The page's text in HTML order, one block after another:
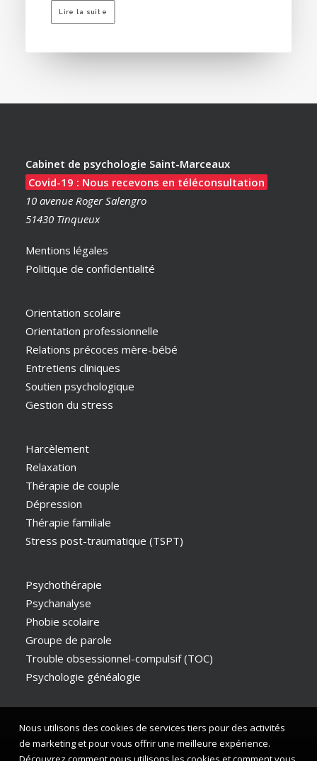
Lire la suite
Cabinet de psychologie Saint-Marceaux
Covid-19 : Nous recevons en téléconsultation
10 avenue Roger Salengro
51430 Tinqueux
Mentions légales
Politique de confidentialité
Orientation scolaire
Orientation professionnelle
Relations précoces mère-bébé
Entretiens cliniques
Soutien psychologique
Gestion du stress
Harcèlement
Relaxation
Thérapie de couple
Dépression
Thérapie familiale
Stress post-traumatique (TSPT)
Psychothérapie
Psychanalyse
Phobie scolaire
Groupe de parole
Trouble obsessionnel-compulsif (TOC)
Psychologie généalogie
Nous utilisons des cookies de services tiers pour des activités
de marketing et pour vous offrir une meilleure expérience.